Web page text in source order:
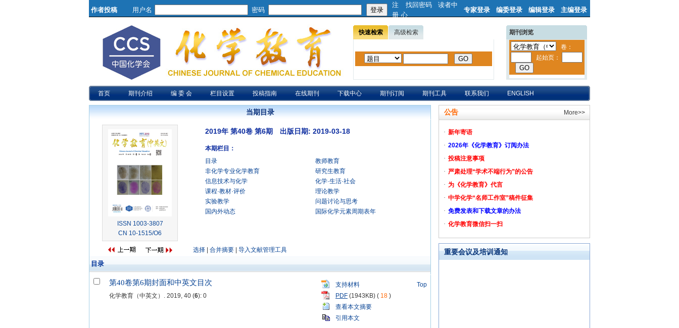
作者投稿 用户名 密码
注
册
找回密码
读者中
心
专家登录 编委登录 编辑登录 主编登录
快速检索 高级检索 期刊浏览
首页 期刊介绍 编 委 会 栏目设置 投稿指南 在线期刊 下载中心 期刊订阅 期刊工具 联系我们 ENGLISH
当期目录
ISSN 1003-3807
CN 10-1515/O6
2019年 第40卷 第6期 出版日期: 2019-03-18
本期栏目：
目录
教师教育
非化学专业化学教育
研究生教育
信息技术与化学
化学·生活·社会
课程·教材·评价
理论教学
实验教学
问题讨论与思考
国内外动态
国际化学元素周期表年
选择 合并摘要 导入文献管理工具
目录
第40卷第6期封面和中英文目次
化学教育（中英文）. 2019, 40 (6): 0
支持材料
Top
PDF (1943KB) ( 18 )
查看本文摘要
引用本文
公告 More>>
· 新年寄语
· 2026年《化学教育》订阅办法
· 投稿注意事项
· 严肃处理“学术不端行为”的公告
· 为《化学教育》代言
· 中学化学“名师工作室”稿件征集
· 免费发表和下载文章的办法
· 化学教育微信扫一扫
重要会议及培训通知